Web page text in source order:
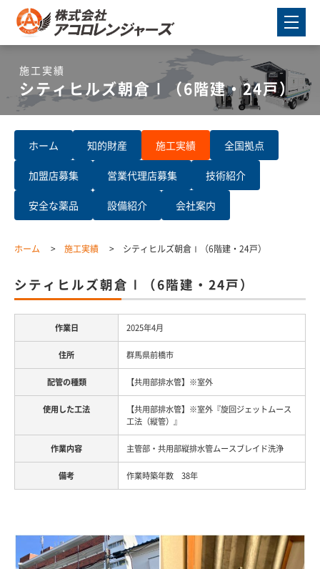
施工実績
シティヒルズ朝倉Ⅰ（6階建・24戸）
ホーム 知的財産 施工実績 全国拠点
加盟店募集 営業代理店募集 技術紹介
安全な薬品 設備紹介 会社案内
ホーム 施工実績 シティヒルズ朝倉Ⅰ（6階建・24戸）
シティヒルズ朝倉Ⅰ（6階建・24戸）
2025年4月
群馬県前橋市
【共用部排水管】※室外
【共用部排水管】※室外『旋回ジェットムース
工法（縦管）』
主管部・共用部縦排水管ムースブレイド洗浄
作業時築年数 38年